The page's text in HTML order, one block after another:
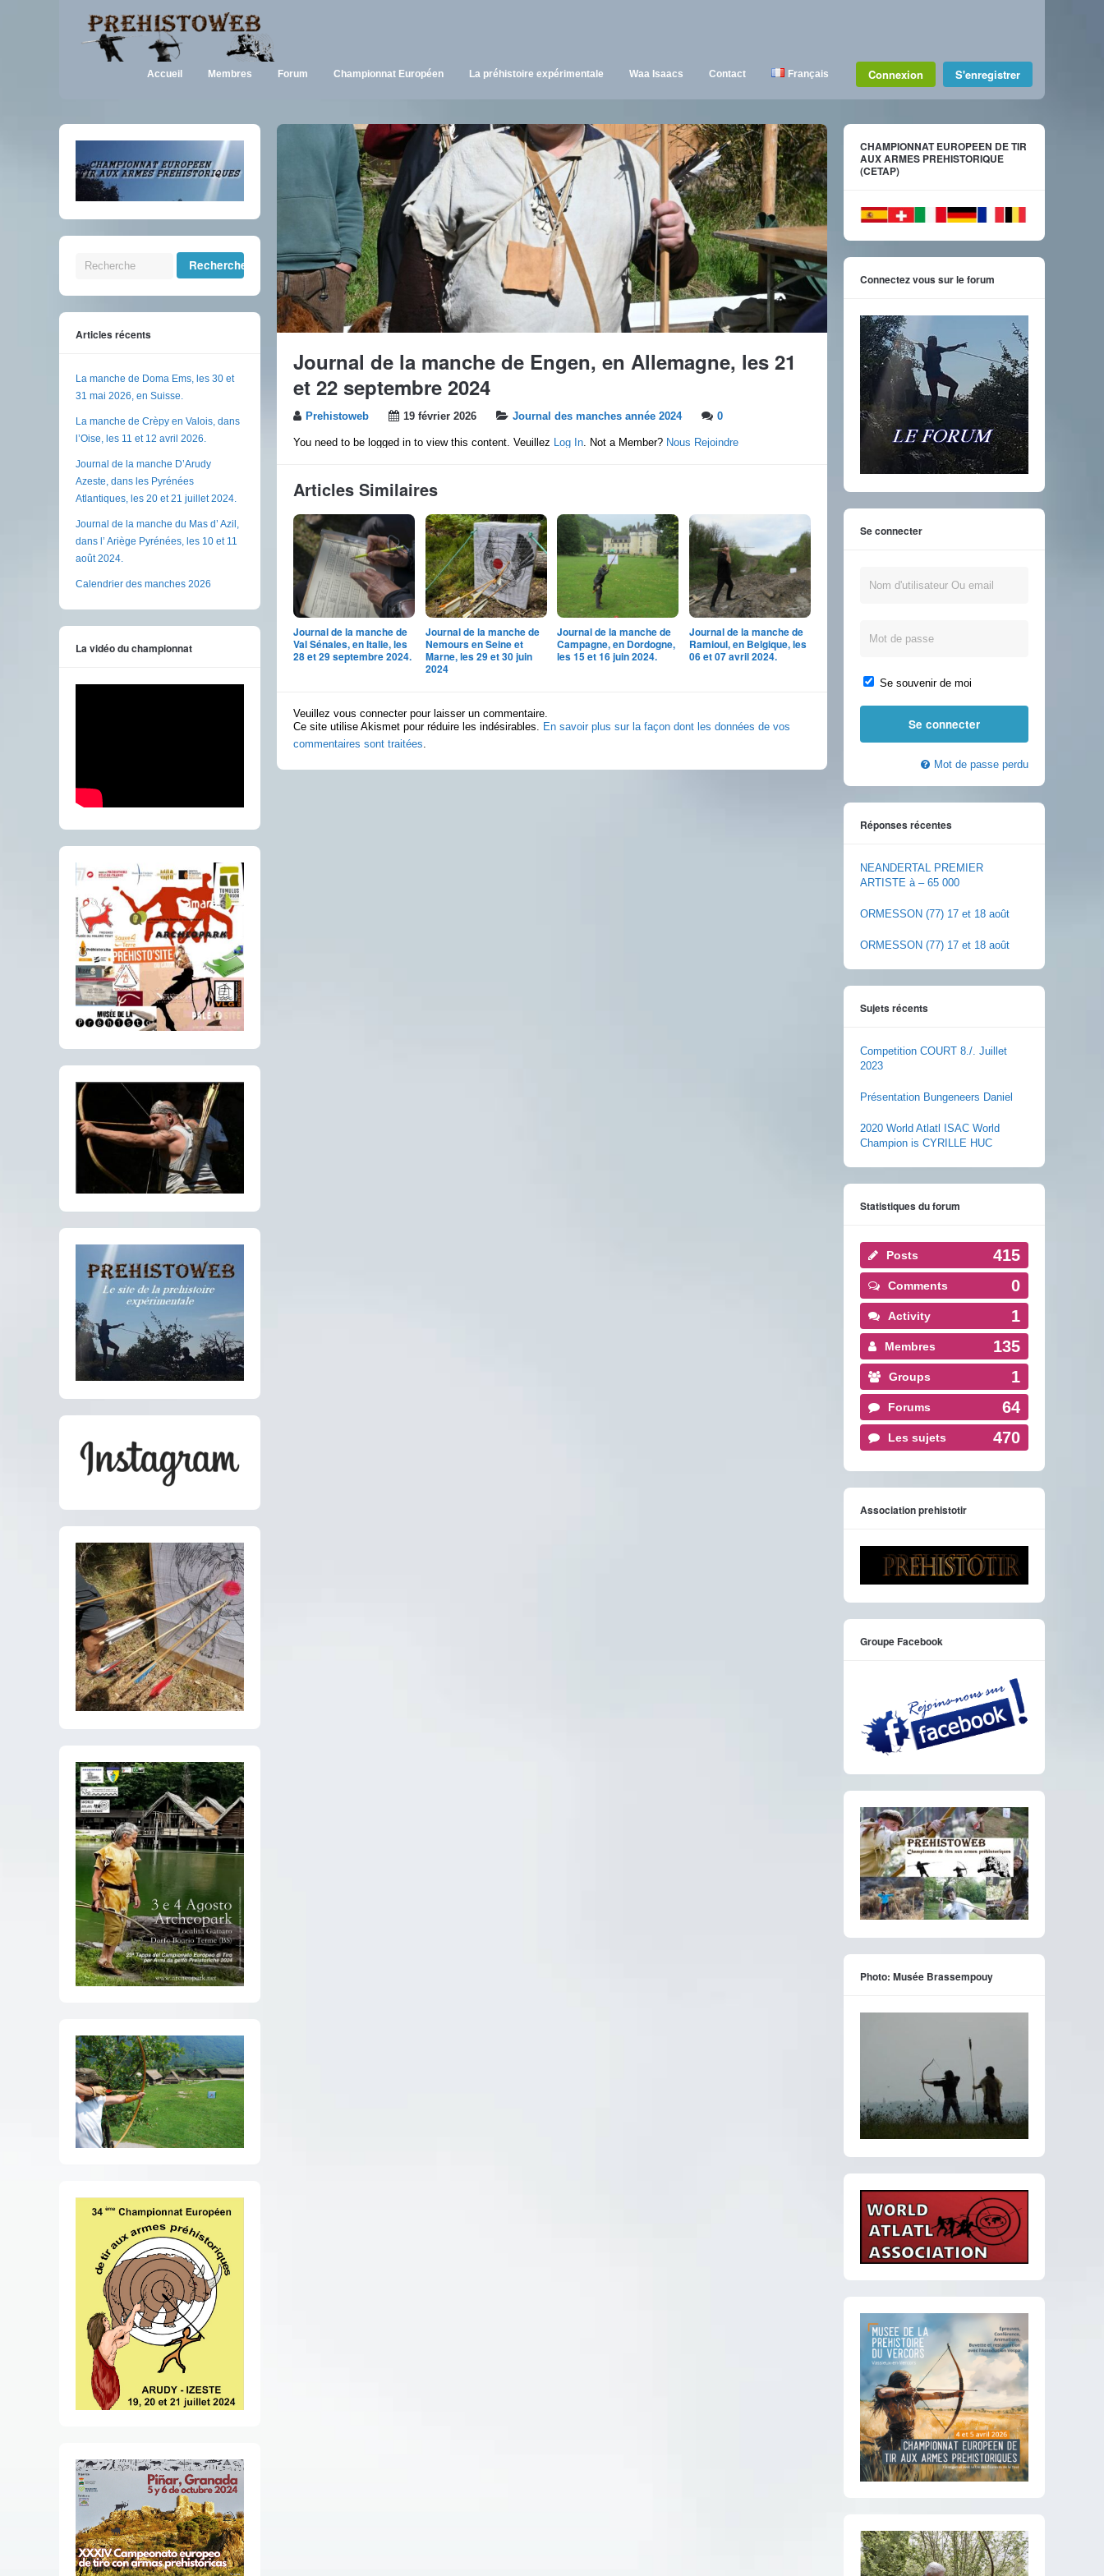
Accueil Membres Forum Championnat Européen La préhistoire expérimentale Waa Isaacs Contact Français Connexion S'enregistrer
Journal de la manche de Engen, en Allemagne, les 21
et 22 septembre 2024
Prehistoweb 19 février 2026 Journal des manches année 2024 0
You need to be logged in to view this content. Veuillez Log In. Not a Member? Nous Rejoindre
Articles Similaires
Journal de la manche de
Val Sénales, en Italie, les
28 et 29 septembre 2024.
Journal de la manche de
Nemours en Seine et
Marne, les 29 et 30 juin
2024
Journal de la manche de
Campagne, en Dordogne,
les 15 et 16 juin 2024.
Journal de la manche de
Ramioul, en Belgique, les
06 et 07 avril 2024.
Veuillez vous connecter pour laisser un commentaire.
Ce site utilise Akismet pour réduire les indésirables. En savoir plus sur la façon dont les données de vos
commentaires sont traitées.
Articles récents
La manche de Doma Ems, les 30 et
31 mai 2026, en Suisse.
La manche de Crèpy en Valois, dans
l’Oise, les 11 et 12 avril 2026.
Journal de la manche D’Arudy
Azeste, dans les Pyrénées
Atlantiques, les 20 et 21 juillet 2024.
Journal de la manche du Mas d’ Azil,
dans l’ Ariège Pyrénées, les 10 et 11
août 2024.
Calendrier des manches 2026
La vidéo du championnat
CHAMPIONNAT EUROPEEN DE TIR
AUX ARMES PREHISTORIQUE
(CETAP)
Connectez vous sur le forum
Se connecter
Se souvenir de moi
Mot de passe perdu
Réponses récentes
NEANDERTAL PREMIER
ARTISTE à – 65 000
ORMESSON (77) 17 et 18 août
ORMESSON (77) 17 et 18 août
Sujets récents
Competition COURT 8./. Juillet
2023
Présentation Bungeneers Daniel
2020 World Atlatl ISAC World
Champion is CYRILLE HUC
Statistiques du forum
Posts 415
Comments 0
Activity 1
Membres 135
Groups 1
Forums 64
Les sujets 470
Association prehistotir
Groupe Facebook
Photo: Musée Brassempouy